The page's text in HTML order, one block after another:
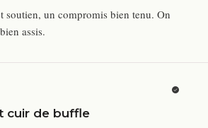
soutien, un compromis bien tenu. On
assis.
cuir de buffle